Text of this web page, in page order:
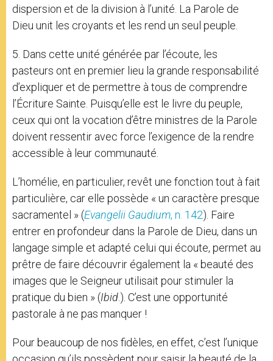
dispersion et de la division à l’unité. La Parole de
Dieu unit les croyants et les rend un seul peuple.
5. Dans cette unité générée par l’écoute, les
pasteurs ont en premier lieu la grande responsabilité
d’expliquer et de permettre à tous de comprendre
l’Écriture Sainte. Puisqu’elle est le livre du peuple,
ceux qui ont la vocation d’être ministres de la Parole
doivent ressentir avec force l’exigence de la rendre
accessible à leur communauté.
L’homélie, en particulier, revêt une fonction tout à fait
particulière, car elle possède « un caractère presque
sacramentel » (Evangelii Gaudium, n. 142). Faire
entrer en profondeur dans la Parole de Dieu, dans un
langage simple et adapté celui qui écoute, permet au
prêtre de faire découvrir également la « beauté des
images que le Seigneur utilisait pour stimuler la
pratique du bien » (Ibid.). C’est une opportunité
pastorale à ne pas manquer !
Pour beaucoup de nos fidèles, en effet, c’est l’unique